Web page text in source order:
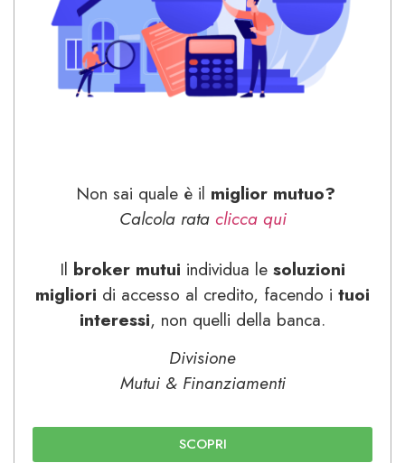
Non sai quale è il miglior mutuo?
Calcola rata clicca qui
Il broker mutui individua le soluzioni
migliori di accesso al credito, facendo i tuoi
interessi, non quelli della banca.
Divisione
Mutui & Finanziamenti
SCOPRI